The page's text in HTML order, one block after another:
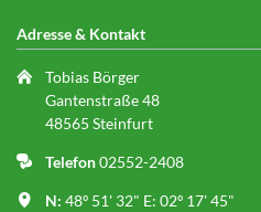
Adresse & Kontakt
Tobias Börger
Gantenstraße 48
48565 Steinfurt
Telefon02552-2408
N: 48º 51' 32" E: 02º 17' 45"